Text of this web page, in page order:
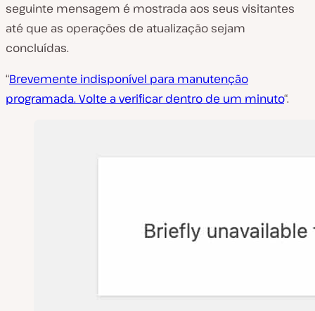
d
o
seguinte mensagem é mostrada aos seus visitantes
até que as operações de atualização sejam
concluídas.
“Brevemente indisponível para manutenção
programada. Volte a verificar dentro de um minuto“.